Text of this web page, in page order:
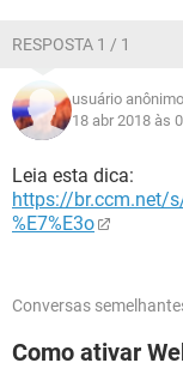
RESPOSTA 1 / 1
usuário anônimo
18 abr 2018 às
Leia esta dica:
https://br.ccm.net/
%E7%E3o
Conversas
Como ativar